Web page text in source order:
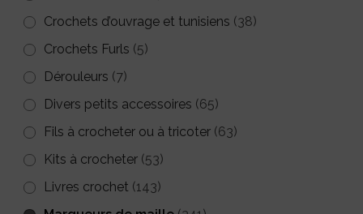
Crochets d’ouvrage et tunisiens (38)
Crochets Furls (5)
Dérouleurs (7)
Divers petits accessoires (65)
Fils à crocheter ou à tricoter (63)
Kits à crocheter (53)
Livres crochet (143)